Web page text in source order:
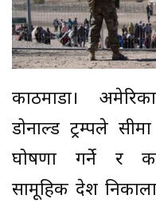
काठमाडौं।
डोनाल्ड ट्रम्पले
घोषणा गर्ने र
सामूहिक देश